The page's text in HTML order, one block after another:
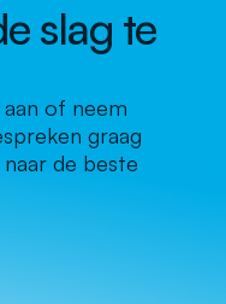
slag te
of neem
graag
de beste